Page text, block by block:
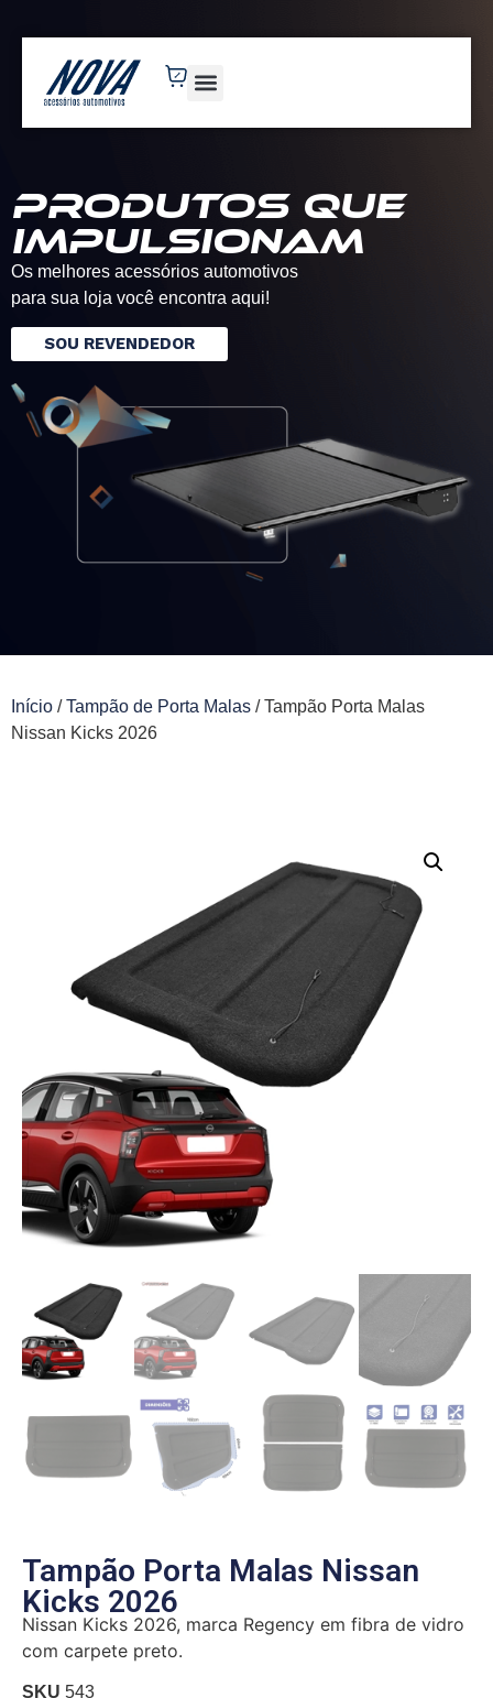
Produtos que
impulsionam
Os melhores acessórios automotivos
para sua loja você encontra aqui!
SOU REVENDEDOR
Início /Tampão de Porta Malas / Tampão Porta Malas
Nissan Kicks 2026
Tampão Porta Malas Nissan
Kicks 2026
Nissan Kicks 2026, marca Regency em fibra de vidro
com carpete preto.
SKU 543